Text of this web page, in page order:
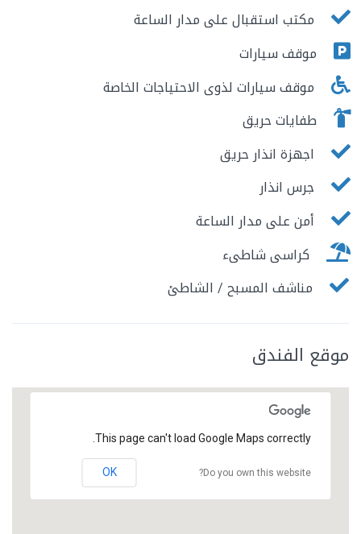
مكتب استقبال على مدار الساعة
موقف سيارات
موقف سيارات لذوى الاحتياجات الخاصة
طفايات حريق
اجهزة انذار حريق
جرس انذار
أمن على مدار الساعة
كراسى شاطىء
مناشف المسبح / الشاطئ
موقع الفندق
This page can't load Google Maps correctly.
Do you own this website?
OK